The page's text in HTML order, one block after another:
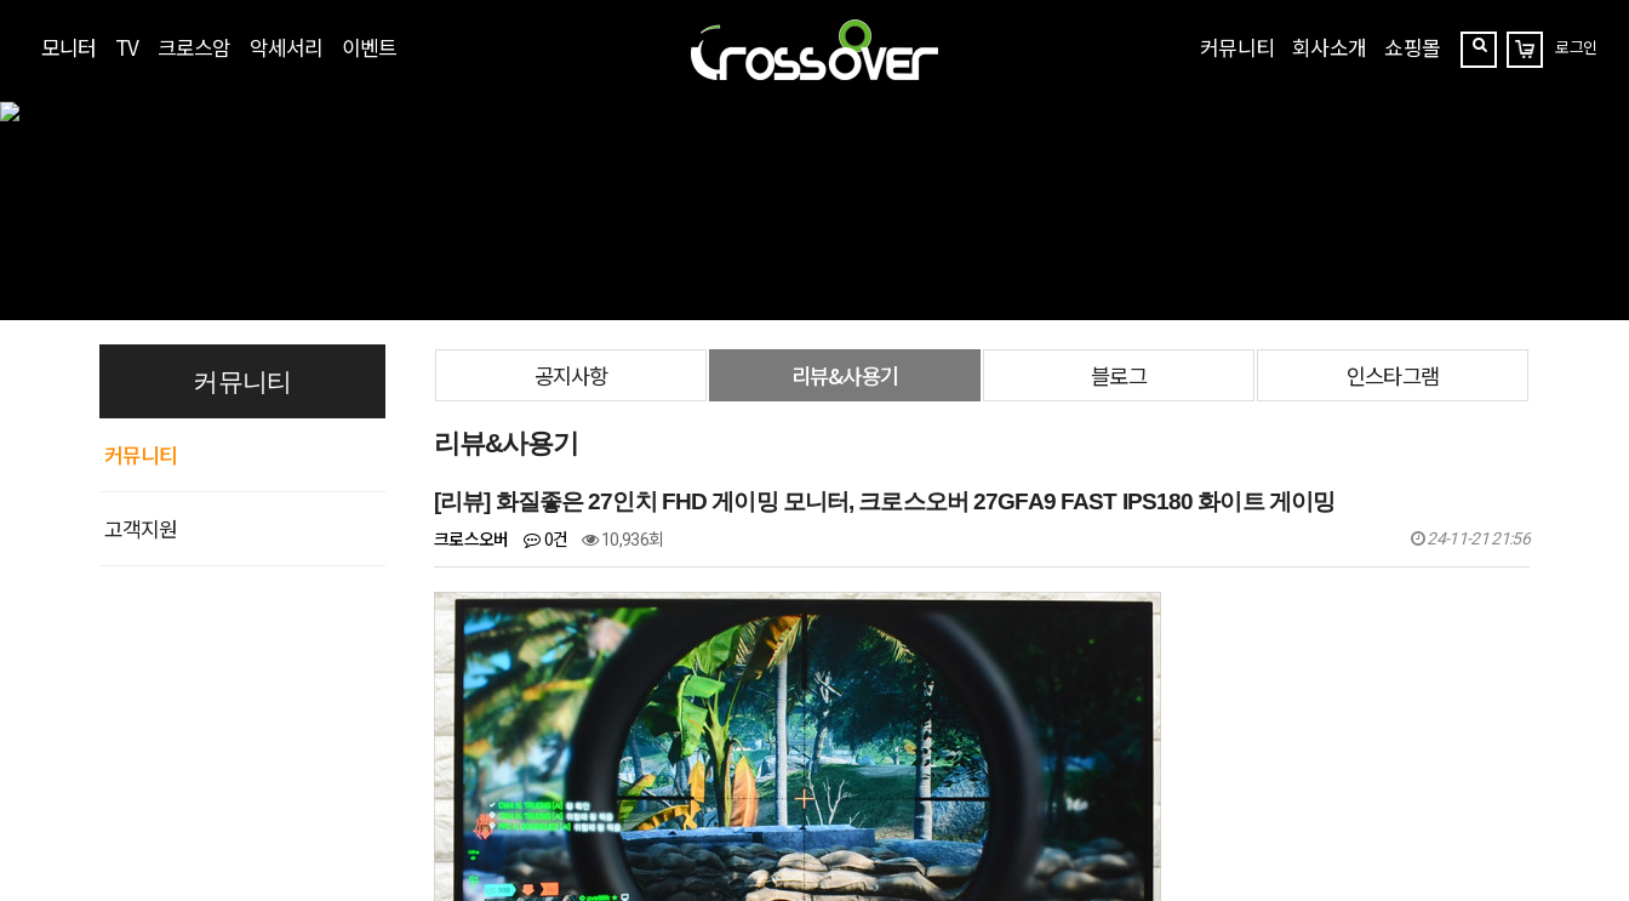
모니터 TV 크로스암 악세서리 이벤트 커뮤니티 회사소개 쇼핑몰
찾
장
바
로그인
커뮤니티
커뮤니티
고객지원
공지사항 리뷰&사용기 블로그 인스타그램
리뷰&사용기
[리뷰] 화질좋은 27인치 FHD 게이밍 모니터, 크로스오버 27GFA9 FAST IPS180 화이트 게이밍
크로스오버 0건 10,936회 24-11-21 21:56